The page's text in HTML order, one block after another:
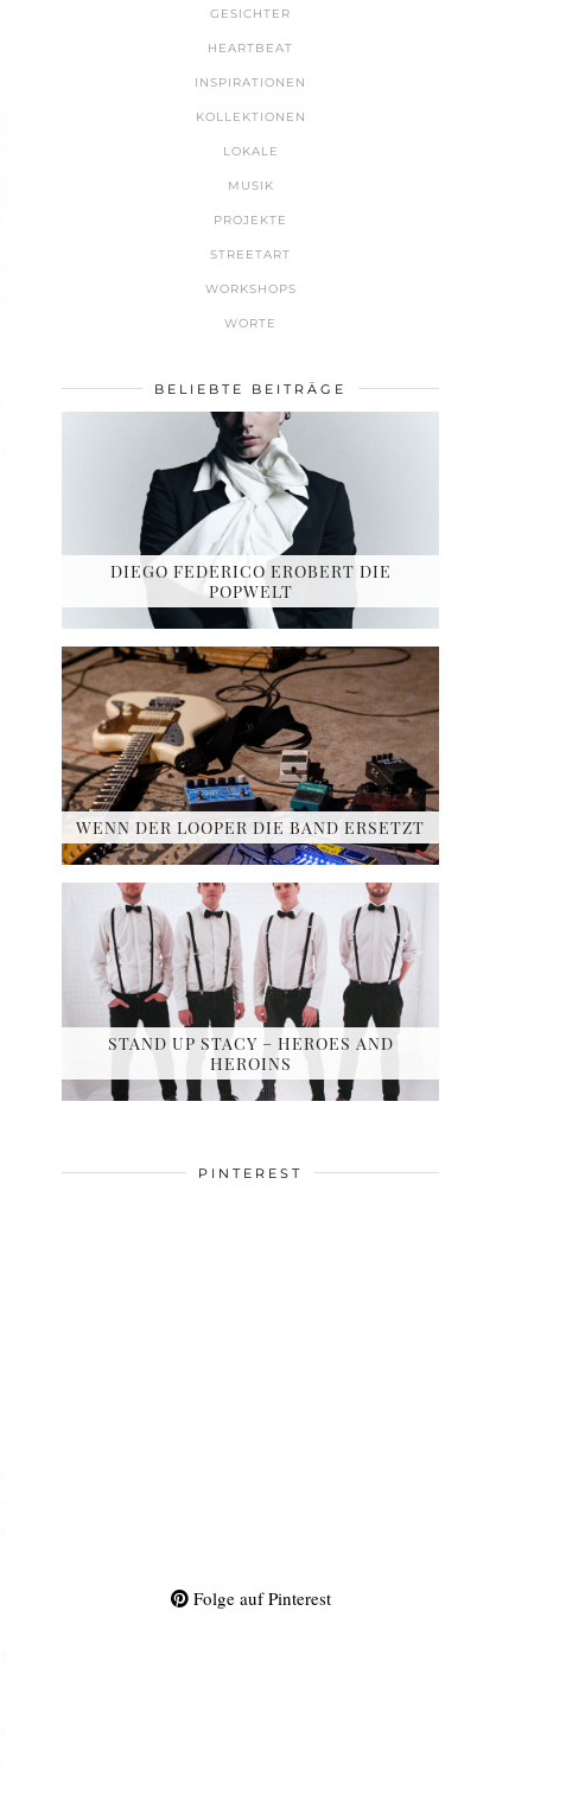
GESICHTER
HEARTBEAT
INSPIRATIONEN
KOLLEKTIONEN
LOKALE
MUSIK
PROJEKTE
STREETART
WORKSHOPS
WORTE
BELIEBTE BEITRÄGE
DIEGO FEDERICO EROBERT DIE
POPWELT
WENN DER LOOPER DIE BAND ERSETZT
STAND UP STACY – HEROES AND
HEROINS
PINTEREST
Folge auf Pinterest